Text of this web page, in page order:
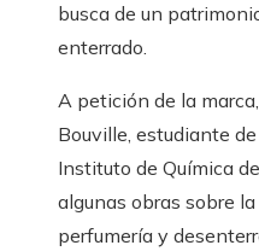
busca de un
enterrado.
A petición de la
Bouville, estudiante
Instituto de Química
algunas obras sobre
perfumería y